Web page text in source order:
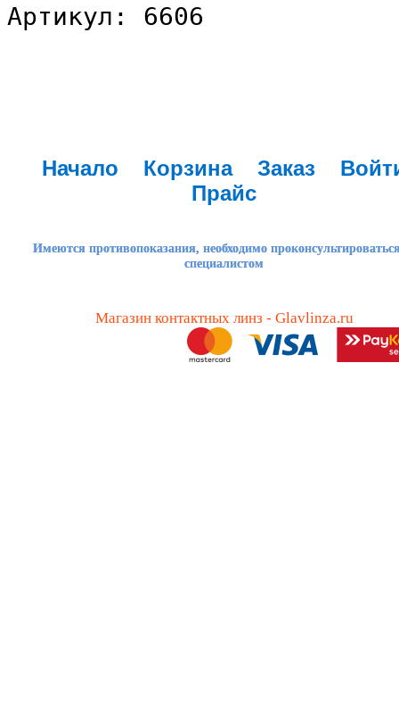
Артикул: 6606
Начало Корзина Заказ
Прайс
Имеются противопоказания, необходимо
специалистом
Магазин контактных линз - Glavlinza.ru